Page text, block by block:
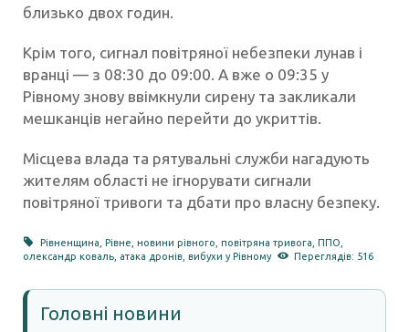
близько двох годин.
Крім того, сигнал повітряної небезпеки лунав і
вранці — з 08:30 до 09:00. А вже о 09:35 у
Рівному знову ввімкнули сирену та закликали
мешканців негайно перейти до укриттів.
Місцева влада та рятувальні служби нагадують
жителям області не ігнорувати сигнали
повітряної тривоги та дбати про власну безпеку.
Рівненщина ,Рівне ,новини рівного ,повітряна тривога ,ППО
олександр коваль атака дронів вибухи у Рівному Переглядів: 516
Головні новини